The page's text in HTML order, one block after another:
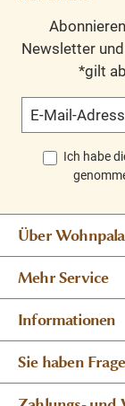
Newsletter
*gilt
E-Mail-
Ich habe
Über
Mehr Service
Informationen
Sie haben